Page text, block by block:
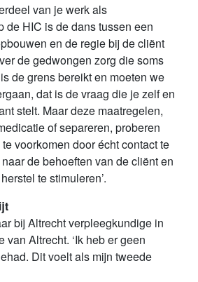
van je werk als
de HIC is de dans tussen een
en de regie bij de cliënt
de gedwongen zorg die soms
de grens bereikt en moeten we
dat is de vraag die je zelf en
stelt. Maar deze maatregelen,
of separeren, proberen
voorkomen door écht contact te
de behoeften van de cliënt en
te stimuleren’.
bij Altrecht verpleegkundige in
van Altrecht. ‘Ik heb er geen
Dit voelt als mijn tweede